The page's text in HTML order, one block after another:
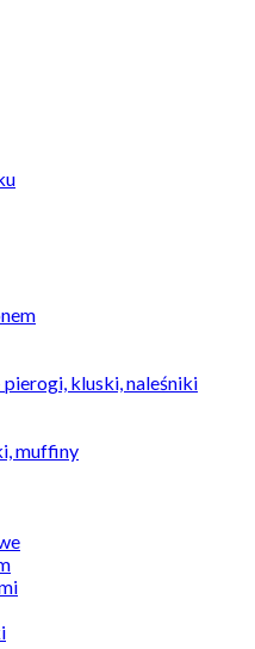
pierogi, kluski, naleśniki
muffiny